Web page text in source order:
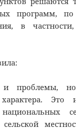
программ, по
в
проблемы,
Это